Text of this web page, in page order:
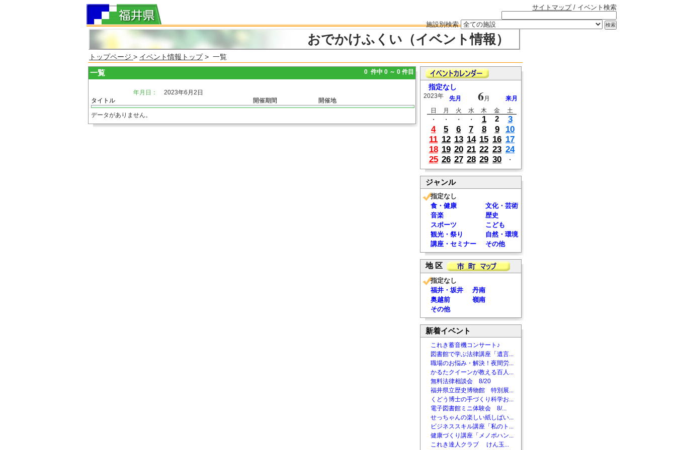
サイトマップ/ イベント検索
施設別検索
おでかけふくい（イベント情報）
トップページ > イベント情報トップ> 一覧
一覧 0 件中 0 ～ 0 件目
年月日：
2023年6月2日
タイトル
開催期間 開催地
データがありません。
指定なし
2023年 先月 6月
来月
日
月 火 水 木 金
土
・
・ ・ ・ 1 2
3
4
5 6 7 8 9
10
11 12 13 14 15 16 17
18 19 20 21 22 23 24
25 26 27 28 29 30 ・
ジャンル
指定なし
食・健康
文化・芸術
音楽
歴史
スポーツ
こども
観光・祭り
自然・環境
講座・セミナー
その他
地 区
指定なし
福井・坂井
丹南
奥越前
嶺南
その他
新着イベント
これき蓄音機コンサート♪
図書館で学ぶ法律講座「遺言...
職場のお悩み・解決！夜間労...
かるたクイーンが教える百人...
無料法律相談会 8/20
福井県立歴史博物館 特別展...
くどう博士の手づくり科学お...
電子図書館ミニ体験会 8/...
せっちゃんの楽しい紙しばい...
ビジネススキル講座「私のト...
健康づくり講座「メノポハン...
これき達人クラブ けん玉...